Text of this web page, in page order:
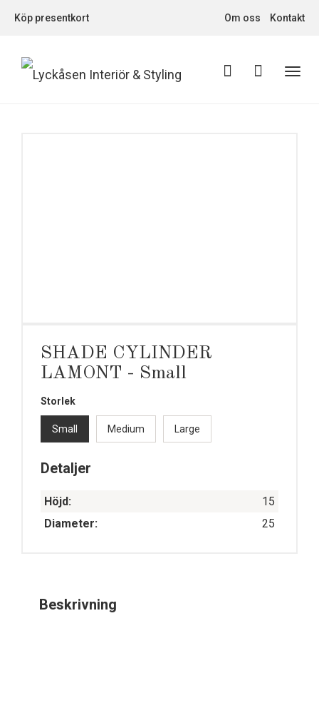
Köp presentkort Om oss Kontakt
SHADE CYLINDER
LAMONT - Small
Storlek
Small Medium Large
Detaljer
Höjd:
15
Diameter:
25
Beskrivning